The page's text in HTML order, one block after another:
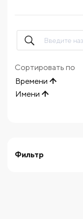
Фильтр
Сортировать по
Времени
Имени